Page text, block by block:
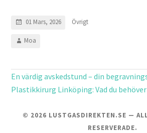
01 Mars, 2026
Moa
Övrigt
En värdig avskedstund – din
Plastikkirurg Linköping: Vad du
© 2026 LUSTGASDIREKTEN.SE —
RESERVERADE.